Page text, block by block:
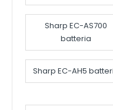
Sharp EC-AS700
batteria
Sharp EC-AH5